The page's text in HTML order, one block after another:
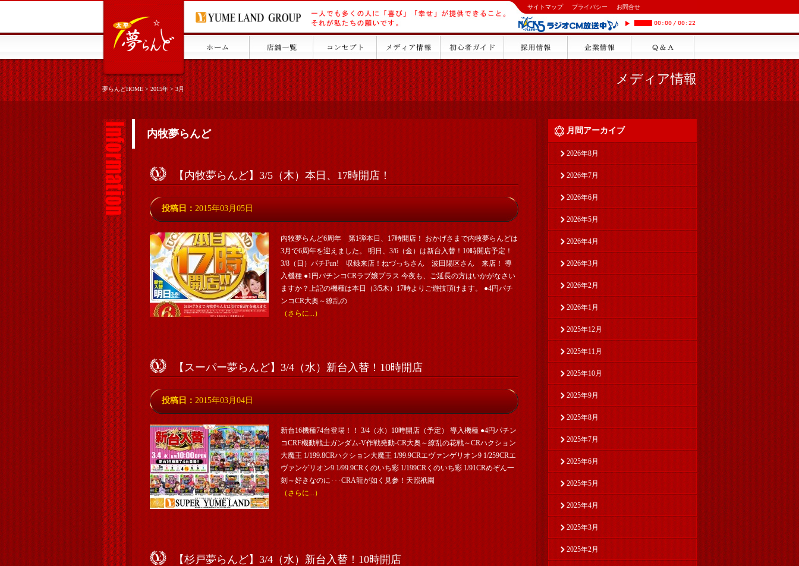
サイトマップ プライバシー お問合せ
00:00 / 00:22
夢らんどHOME>2015年>3月
メディア情報
内牧夢らんど
【内牧夢らんど】3/5（木）本日、17時開店！
投稿日： 2015年03月05日
内牧夢らんど6周年 第1弾本日、17時開店！ おかげさまで内牧夢らんどは
3月で6周年を迎えました。 明日、3/6（金）は新台入替！10時開店予定！
3/8（日）パチFun! 収録来店！ねづっちさん 波田陽区さん 来店！ 導
入機種 ●1円パチンコCRラブ嬢プラス 今夜も、ご延長の方はいかがなさい
ますか？上記の機種は本日（3/5木）17時よりご遊技頂けます。 ●4円パチ
ンコCR大奥～繚乱の
（さらに...）
【スーパー夢らんど】3/4（水）新台入替！10時開店
投稿日： 2015年03月04日
新台16機種74台登場！！ 3/4（水）10時開店（予定） 導入機種 ●4円パチン
コCRF機動戦士ガンダム-V作戦発動-CR大奥～繚乱の花戦～CRハクション
大魔王 1/199.8CRハクション大魔王 1/99.9CRエヴァンゲリオン9 1/259CRエ
ヴァンゲリオン9 1/99.9CRくのいち彩 1/199CRくのいち彩 1/91CRめぞん一
刻～好きなのに･･･CRA龍が如く見参！天照祇園
（さらに...）
【杉戸夢らんど】3/4（水）新台入替！10時開店
月間アーカイブ
2026年8月
2026年7月
2026年6月
2026年5月
2026年4月
2026年3月
2026年2月
2026年1月
2025年12月
2025年11月
2025年10月
2025年9月
2025年8月
2025年7月
2025年6月
2025年5月
2025年4月
2025年3月
2025年2月